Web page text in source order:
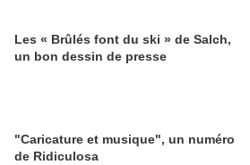
Les « Brûlés font du ski » de Salch,
un bon dessin de presse
"Caricature et musique", un numéro
de Ridiculosa